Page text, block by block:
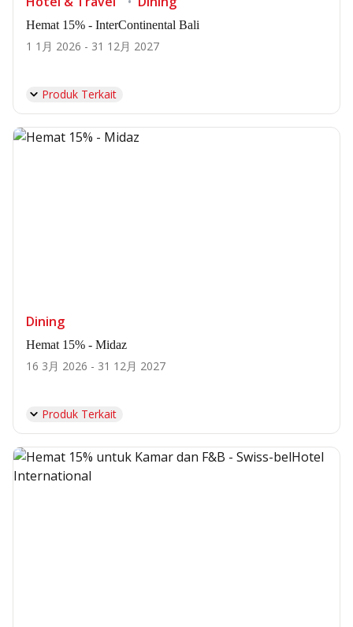
Hemat 15% - InterContinental Bali
1 1月 2026 - 31 12月 2027
Produk Terkait
Dining
Hemat 15% - Midaz
16 3月 2026 - 31 12月 2027
Produk Terkait